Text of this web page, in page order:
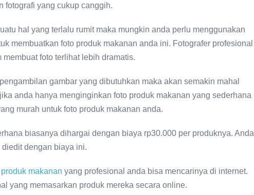
fotografi yang cukup canggih.
hal yang terlalu rumit maka mungkin anda perlu menggunakan
membuatkan foto produk makanan anda ini. Fotografer profesional
foto terlihat lebih dramatis.
gambar yang dibutuhkan maka akan semakin mahal
anda hanya menginginkan foto produk makanan yang sederhana
murah untuk foto produk makanan anda.
biasanya dihargai dengan biaya rp30.000 per produknya. Anda
dengan biaya ini.
makanan yang profesional anda bisa mencarinya di internet.
yang memasarkan produk mereka secara online.